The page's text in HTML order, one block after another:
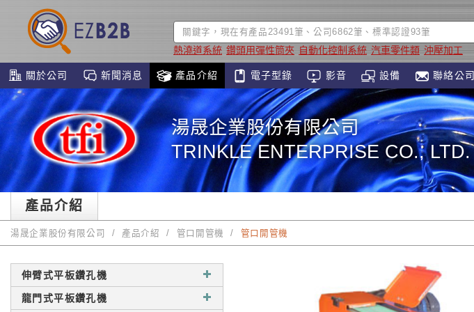
熱澆道系統 鑽頭用彈性筒夾 自動化控制系統 汽車零件類 沖壓加工
關於公司 新聞消息 產品介紹 電子型錄 影音 設備 聯絡公司
湯晟企業股份有限公司
TRINKLE ENTERPRISE CO., LTD.
產品介紹
湯晟企業股份有限公司 產品介紹 管口開管機 管口開管機
伸臂式平板鑽孔機
龍門式平板鑽孔機